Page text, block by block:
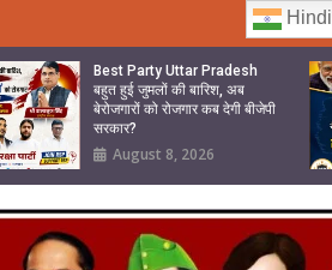
Best Party Uttar Pradesh
बहुत हुई जुमलों की बारिश, अब
बेरोजगारों को रोजगार कब देगी बीजेपी
सरकार?
August 8, 2026
Hindi